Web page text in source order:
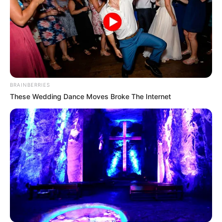
ΑΛΕΞΑΝΔΡΟΣ ΖΕΥΣ Ο
ΑΡΧΗΓΟΣ ΤΩΝ ΕΛ. Ο
ΑΠΟΛΥΤΟΣ ΚΥΡΙΑΡΧΟΣ.
ΕΙΝΑΙ ΕΔΩ, ΕΙΝΑΙ...
ΕΙΜΑΣΤΕ ΣΤΗΝ ΤΕΛΙΚΗ
ΕΥΘΕΙΑ.. ΕΙΝΑΙ ΕΔΩ.. ΕΙΝΑΙ
ΜΑΖΙ ΜΑΣ, ΜΑΣ
ΠΡΟΣΤΑΤΕΥΟΥΝ ΚΑΙ...
ΕΒΡΑΙΟΙ ΚΑΙ ΕΠΑΝΑΣΤΑΣΕΙΣ….
Ο ΠΟΥ υπό έλεγχο:
παρατυπίες και
συγκρούσεις συμφερόντων
BRAINBERRIES
These Wedding Dance Moves Broke The Internet